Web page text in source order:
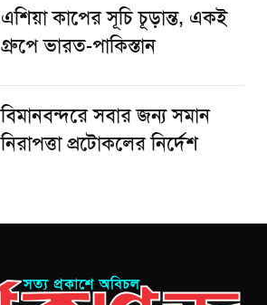
এশিয়া কাপের সূচি চূড়ান্ত, একই
গ্রুপে ভারত-পাকিস্তান
বিমানবন্দরে সবার জন্য সমান
নিরাপত্তা প্রটোকলের নির্দেশ